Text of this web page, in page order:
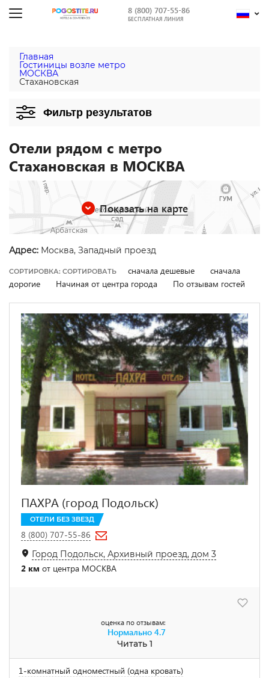
8 (800) 707-55-86
БЕСПЛАТНАЯ ЛИНИЯ
Главная
Гостиницы возле метро
МОСКВА
Стахановская
Фильтр результатов
Отели рядом с метро
Стахановская в МОСКВА
Показать на карте
Адрес: Москва, Западный проезд
СОРТИРОВКА: СОРТИРОВАТЬ сначала дешевые
сначала
дорогие
Начиная от центра города По отзывам гостей
ПАХРА (город Подольск)
ОТЕЛИ БЕЗ ЗВЕЗД
8 (800) 707-55-86
Город Подольск, Архивный проезд, дом 3
2 км от центра МОСКВА
оценка по отзывам:
Нормально 4.7
Читать 1
1-комнатный одноместный (одна кровать)